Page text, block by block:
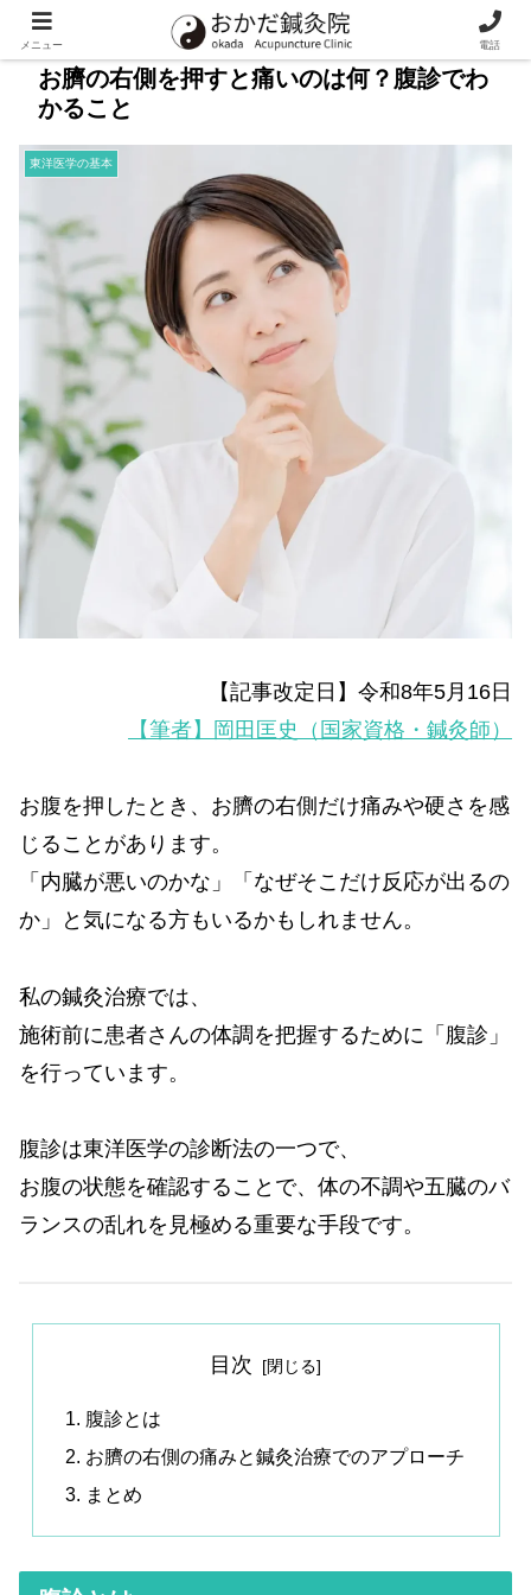
お臍の右側を押すと痛いのは何？腹診でわ
かること
東洋医学の基本
【記事改定日】令和8年5月16日
【筆者】岡田匡史（国家資格・鍼灸師）
お腹を押したとき、お臍の右側だけ痛みや硬さを感
じることがあります。
「内臓が悪いのかな」「なぜそこだけ反応が出るの
か」と気になる方もいるかもしれません。
私の鍼灸治療では、
施術前に患者さんの体調を把握するために「腹診」
を行っています。
腹診は東洋医学の診断法の一つで、
お腹の状態を確認することで、体の不調や五臓のバ
ランスの乱れを見極める重要な手段です。
目次
腹診とは
お臍の右側の痛みと鍼灸治療でのアプローチ
まとめ
メニュー 電話